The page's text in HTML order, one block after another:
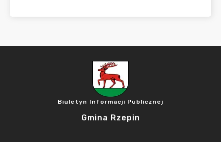
Biuletyn Informacji Publicznej
Gmina Rzepin